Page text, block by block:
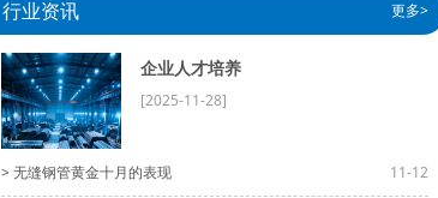
更多>
行业资讯
企业人才培养
[2025-11-28]
> 无缝钢管黄金十月的表现 11-12